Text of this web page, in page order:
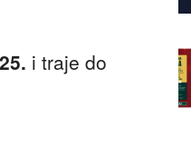
i traje do